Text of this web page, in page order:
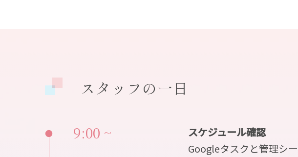
スタッフの一日
● 9:00 ~
スケジュール確認
Googleタスクと管理シ